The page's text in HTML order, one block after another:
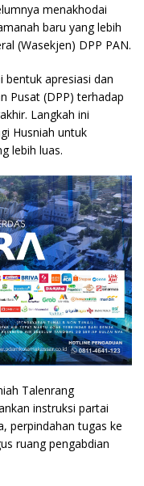
menakhodai
baru yang lebih
(Wasekjen) DPP PAN.
bentuk apresiasi dan
Pusat (DPP) terhadap
Langkah ini
Husniah untuk
lebih luas.
Talenrang
instruksi partai
perpindahan tugas ke
ruang pengabdian